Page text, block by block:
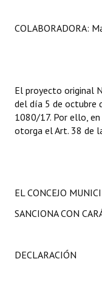
COLABORADORA:
El proyecto original
del día 5 de octubre
1080/17. Por ello,
otorga el Art. 38 de
EL CONCEJO
SANCIONA CON
DECLARACIÓN